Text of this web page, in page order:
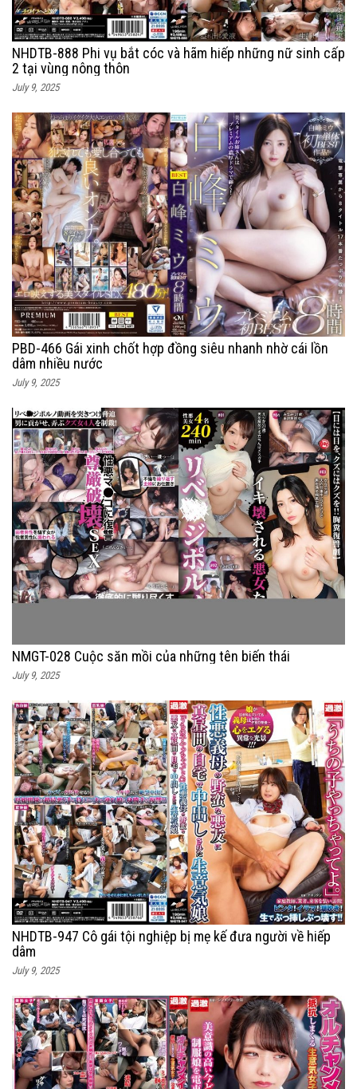
NHDTB-888 Phi vụ bắt cóc và hãm hiếp những nữ sinh cấp
2 tại vùng nông thôn
July 9, 2025
PBD-466 Gái xinh chốt hợp đồng siêu nhanh nhờ cái lồn
dâm nhiều nước
July 9, 2025
NMGT-028 Cuộc săn mồi của những tên biến thái
July 9, 2025
NHDTB-947 Cô gái tội nghiệp bị mẹ kế đưa người về hiếp
dâm
July 9, 2025